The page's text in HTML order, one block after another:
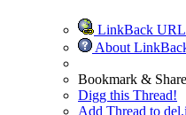
LinkBack URL
About
Bookmark & Share
Digg this Thread!
Add Thread to